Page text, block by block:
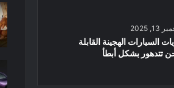
2025
السيارات الهجينة القابلة
تتدهور بشكل أبطأ